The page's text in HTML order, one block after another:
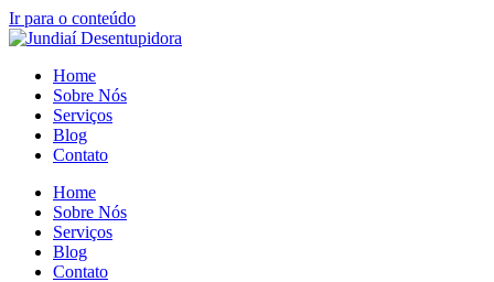
Ir para o conteúdo
Home
Sobre Nós
Serviços
Blog
Contato
Home
Sobre Nós
Serviços
Blog
Contato